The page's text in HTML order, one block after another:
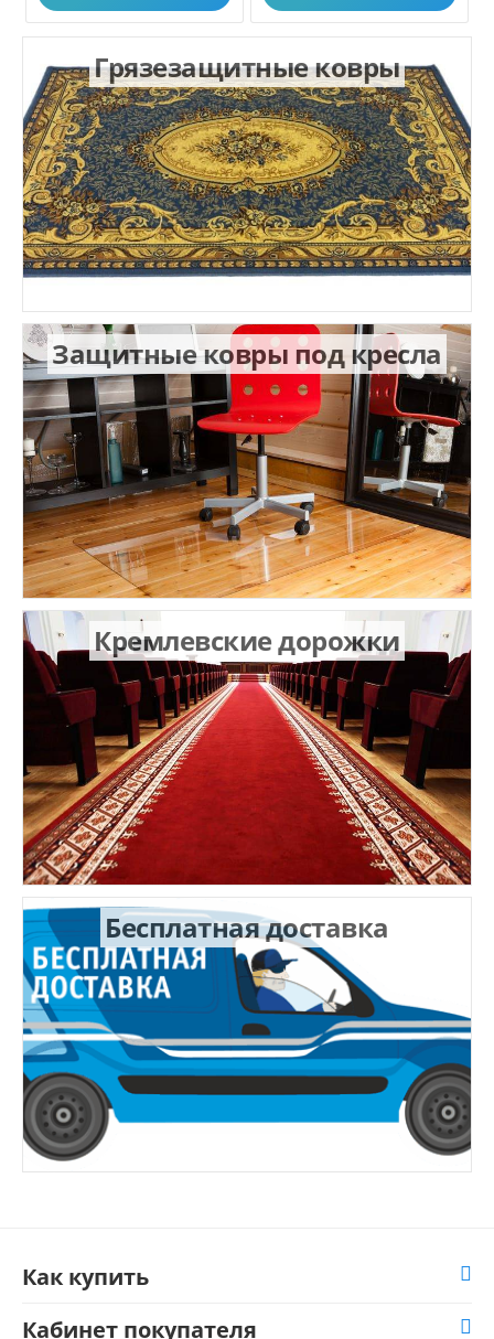
Грязезащитные ковры
Защитные ковры под кресла
Кремлевские дорожки
Бесплатная доставка
Как купить
Кабинет покупателя